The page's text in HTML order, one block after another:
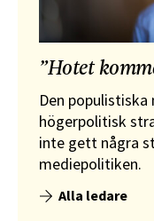
”Hotet
Den
högerpolitisk
inte gett några
mediepolitiken.
Alla ledare